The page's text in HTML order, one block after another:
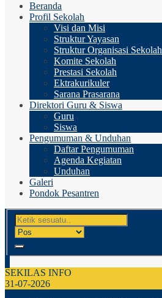
Beranda
Profil Sekolah
Visi dan Misi
Struktur Yayasan
Struktur Organisasi Sekolah
Komite Sekolah
Prestasi Sekolah
Ektrakurikuler
Sarana Prasarana
Direktori Guru & Siswa
Guru
Siswa
Pengumuman & Unduhan
Daftar Pengumuman
Agenda Kegiatan
Unduhan
Galeri
Pondok Pesantren
SEKILAS INFO
31-07-2026